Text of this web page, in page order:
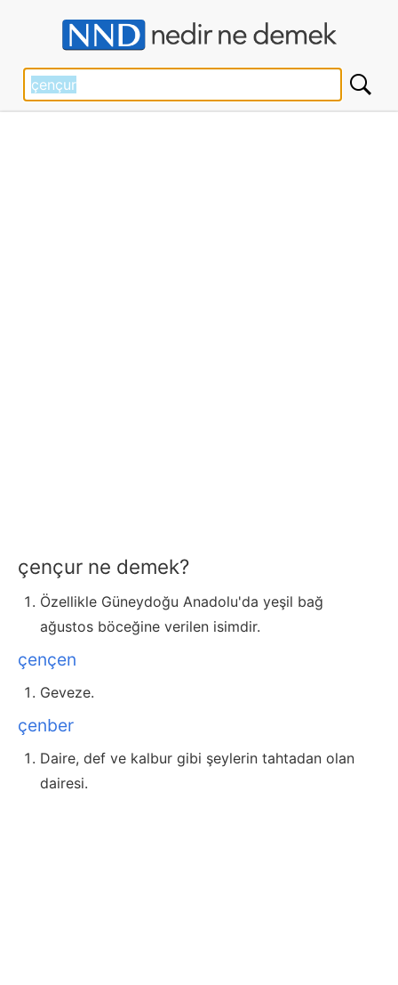
çençur ne demek?
Özellikle Güneydoğu Anadolu'da yeşil bağ
ağustos böceğine verilen isimdir.
çençen
Geveze.
çenber
Daire, def ve kalbur gibi şeylerin tahtadan olan
dairesi.